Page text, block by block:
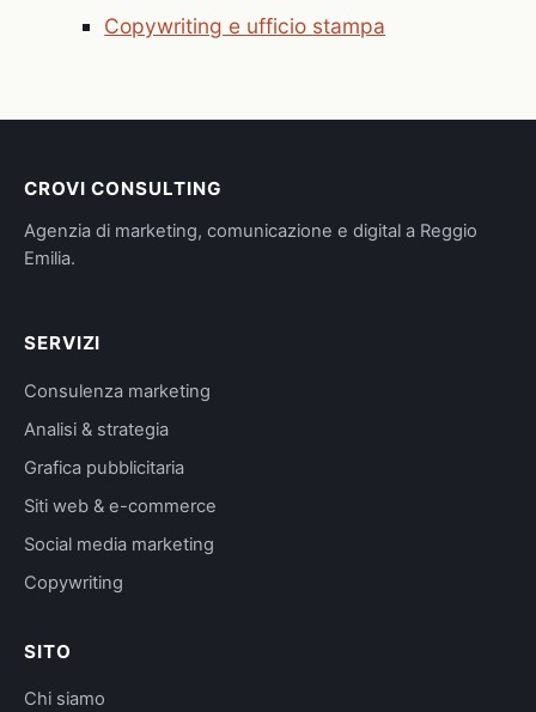
Copywriting e ufficio stampa
CROVI CONSULTING
Agenzia di marketing, comunicazione e digital a Reggio
Emilia.
SERVIZI
Consulenza marketing
Analisi & strategia
Grafica pubblicitaria
Siti web & e-commerce
Social media marketing
Copywriting
SITO
Chi siamo